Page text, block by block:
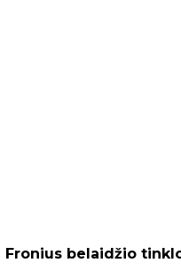
belaidžio